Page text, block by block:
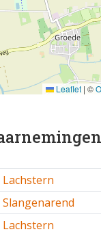
Lachstern
Slangenarend
Lachstern
Leaflet | ©